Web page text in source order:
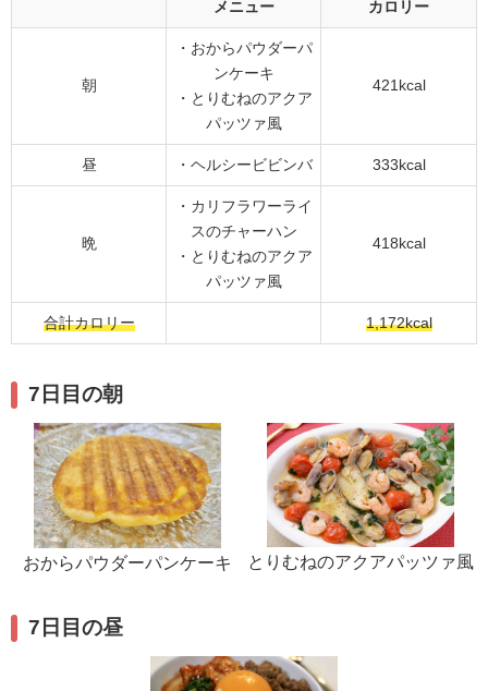
メニュー カロリー
朝
・おからパウダーパ
ンケーキ
・とりむねのアクア
パッツァ風
421kcal
昼 ・ヘルシービビンバ 333kcal
晩
・カリフラワーライ
スのチャーハン
・とりむねのアクア
パッツァ風
418kcal
合計カロリー 1,172kcal
7日目の朝
おからパウダーパンケーキ とりむねのアクアパッツァ風
7日目の昼